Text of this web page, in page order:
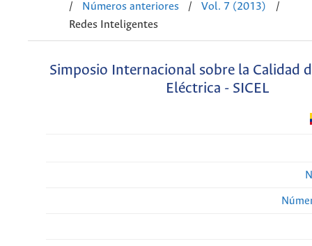
/
Números anteriores / Vol. 7 (2013)
/
Redes Inteligentes
Simposio Internacional sobre la Calidad
Eléctrica - SICEL